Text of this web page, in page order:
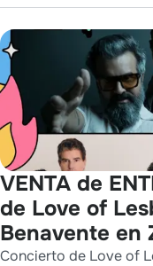
VENTA de
de Love of
Benavente en
Concierto de Love of